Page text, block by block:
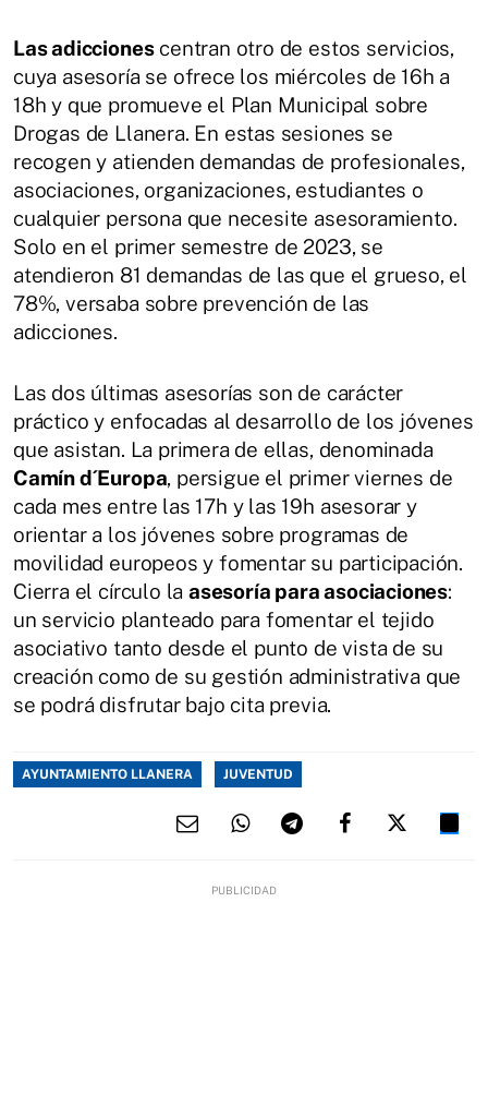
Las adiccionescentran otro de estos servicios,
cuya asesoría se ofrece los miércoles de 16h a
18h y que promueve el Plan Municipal sobre
Drogas de Llanera. En estas sesiones se
recogen y atienden demandas de profesionales,
asociaciones, organizaciones, estudiantes o
cualquier persona que necesite asesoramiento.
Solo en el primer semestre de 2023, se
atendieron 81 demandas de las que el grueso, el
78%, versaba sobre prevención de las
adicciones.
Las dos últimas asesorías son de carácter
práctico y enfocadas al desarrollo de los jóvenes
que asistan. La primera de ellas, denominada
Camín d´Europa, persigue el primer viernes de
cada mes entre las 17h y las 19h asesorar y
orientar a los jóvenes sobre programas de
movilidad europeos y fomentar su participación.
Cierra el círculo laasesoría para asociaciones:
un servicio planteado para fomentar el tejido
asociativo tanto desde el punto de vista de su
creación como de su gestión administrativa que
se podrá disfrutar bajo cita previa.
AYUNTAMIENTO LLANERA JUVENTUD